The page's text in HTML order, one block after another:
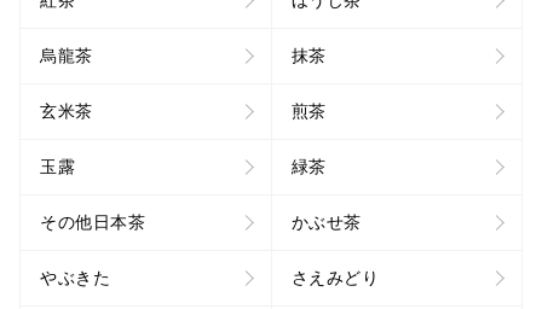
烏龍茶 抹茶
玄米茶 煎茶
玉露 緑茶
その他日本茶 かぶせ茶
やぶきた さえみどり